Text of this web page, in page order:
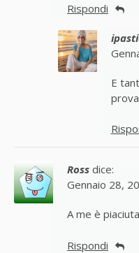
Rispondi
E
Ross dice:
Gennaio 28,
A me è
Rispondi